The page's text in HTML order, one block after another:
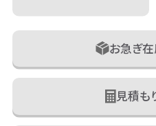
お急ぎ
見積も